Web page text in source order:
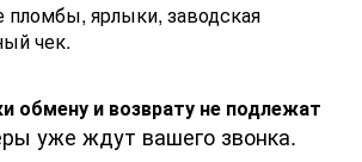
пломбы, ярлыки, заводская
чек.
обмену и возврату не подлежат
уже ждут вашего звонка.